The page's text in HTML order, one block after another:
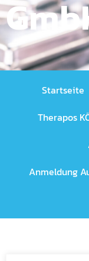
Startseite
Therapos
Anmeldung